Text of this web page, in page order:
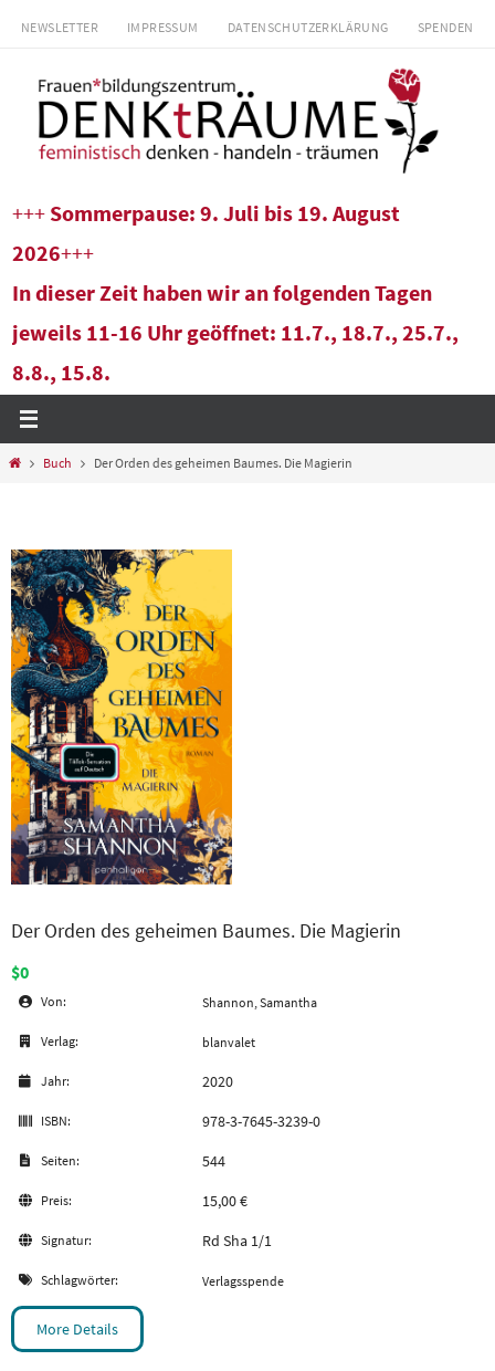
Zum
springen
NEWSLETTER IMPRESSUM DATENSCHUTZERKLÄRUNG SPENDEN
+++ Sommerpause: 9. Juli bis 19. August
2026+++
In dieser Zeit haben wir an folgenden Tagen
jeweils 11-16 Uhr geöffnet: 11.7., 18.7., 25.7.,
8.8., 15.8.
StartBuch Der Orden des geheimen Baumes. Die Magierin
Der Orden des geheimen Baumes. Die Magierin
$0
Von: Shannon, Samantha
Verlag: blanvalet
Jahr: 2020
ISBN: 978-3-7645-3239-0
Seiten: 544
Preis: 15,00 €
Signatur: Rd Sha 1/1
Schlagwörter: Verlagsspende
More Details